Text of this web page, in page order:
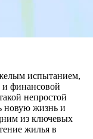
испытанием,
и финансовой
непростой
новую жизнь и
из ключевых
жилья в